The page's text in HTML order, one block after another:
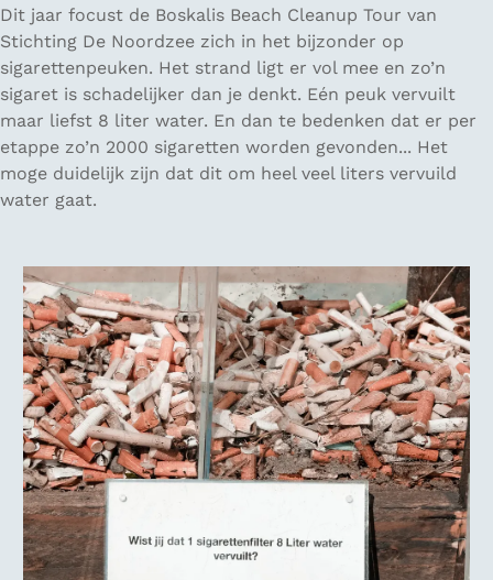
Dit jaar focust de Boskalis Beach Cleanup Tour van
Stichting De Noordzee zich in het bijzonder op
sigarettenpeuken. Het strand ligt er vol mee en zo’n
sigaret is schadelijker dan je denkt. Eén peuk vervuilt
maar liefst 8 liter water. En dan te bedenken dat er per
etappe zo’n 2000 sigaretten worden gevonden... Het
moge duidelijk zijn dat dit om heel veel liters vervuild
water gaat.